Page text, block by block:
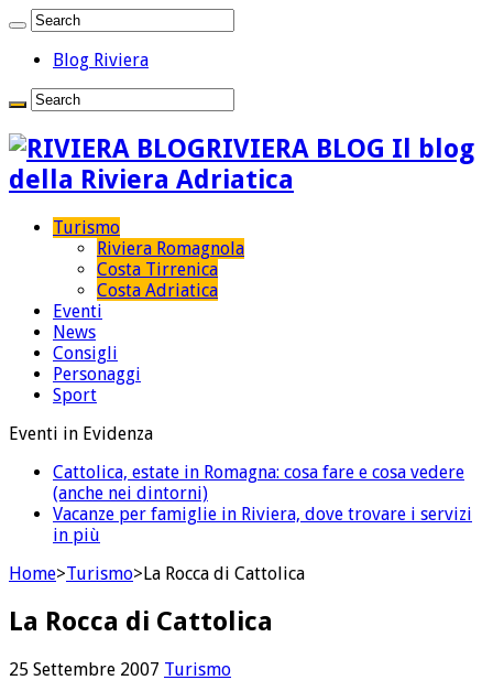
Blog Riviera
RIVIERA BLOG Il blog
della Riviera Adriatica
Turismo
Riviera Romagnola
Costa Tirrenica
Costa Adriatica
Eventi
News
Consigli
Personaggi
Sport
Eventi in Evidenza
Cattolica, estate in Romagna: cosa fare e cosa vedere
(anche nei dintorni)
Vacanze per famiglie in Riviera, dove trovare i servizi
in più
Home>Turismo>La Rocca di Cattolica
La Rocca di Cattolica
25 Settembre 2007 Turismo